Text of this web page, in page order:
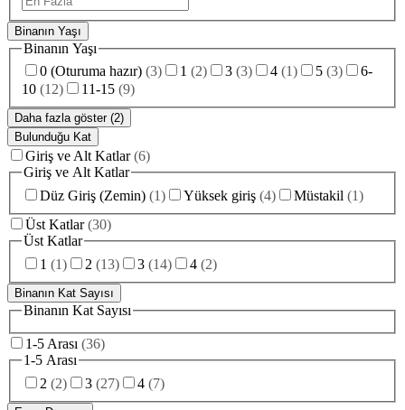
Binanın Yaşı
Binanın Yaşı
0 (Oturuma hazır) (3) 1 (2) 3 (3) 4 (1) 5 (3)
6-
10 (12) 11-15 (9)
Daha fazla göster (2)
Bulunduğu Kat
Giriş ve Alt Katlar (6)
Giriş ve Alt Katlar
Düz Giriş (Zemin) (1) Yüksek giriş (4) Müstakil (1)
Üst Katlar (30)
Üst Katlar
1 (1) 2 (13) 3 (14) 4 (2)
Binanın Kat Sayısı
Binanın Kat Sayısı
1-5 Arası (36)
1-5 Arası
2 (2) 3 (27) 4 (7)